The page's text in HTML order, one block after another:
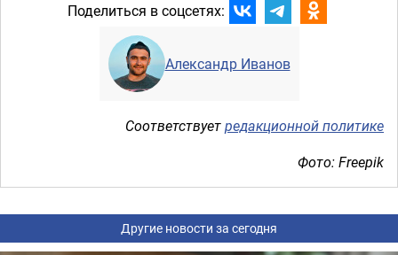
Поделиться в соцсетях:
Александр Иванов
Соответствуетредакционной политике
Фото: Freepik
Другие новости за сегодня